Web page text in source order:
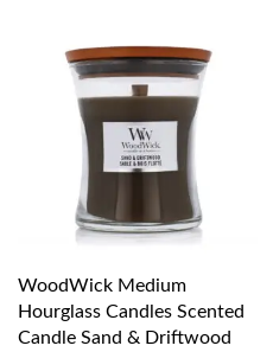
WoodWick Medium
Hourglass Candles Scented
Candle Sand & Driftwood